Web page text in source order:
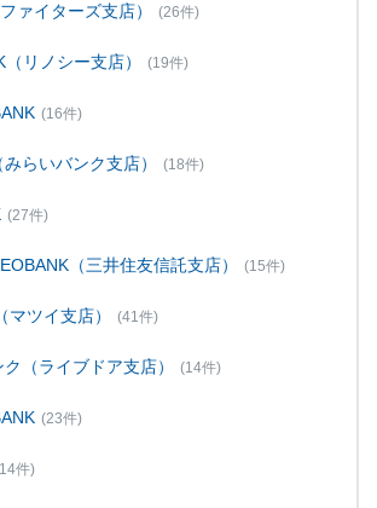
ァイターズ支店） (26件)
リノシー支店） (19件)
(16件)
らいバンク支店） (18件)
(27件)
（三井住友信託支店） (15件)
マツイ支店） (41件)
（ライブドア支店） (14件)
(23件)
件)